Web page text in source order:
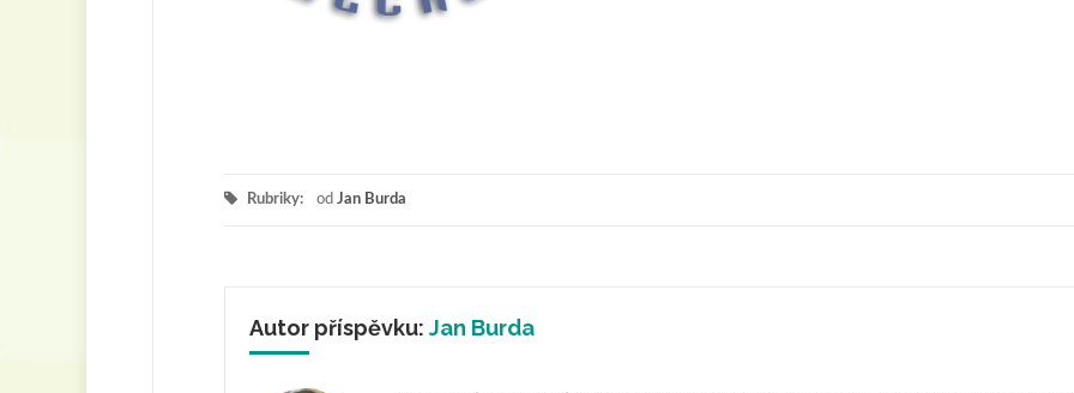
Rubriky: od Jan Burda
Autor příspěvku: Jan Burda